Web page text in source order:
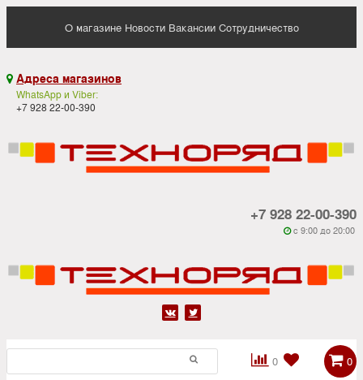
О магазине Новости Вакансии Сотрудничество
 Адреса магазинов
WhatsApp и Viber:
+7 928 22-00-390
+7 928 22-00-390
 c 9:00 до 20:00
 
0

 0